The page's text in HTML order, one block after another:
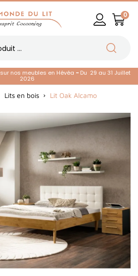
0
sur nos meubles en Hévéa - Du 29 au 31 Juillet
2026
Lits en bois Lit Oak Alcamo